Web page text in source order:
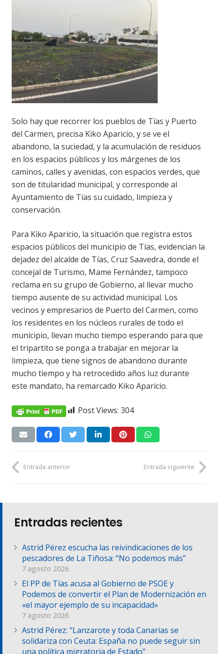
Solo hay que recorrer los pueblos de Tías y Puerto
del Carmen, precisa Kiko Aparicio, y se ve el
abandono, la suciedad, y la acumulación de residuos
en los espacios públicos y los márgenes de los
caminos, calles y avenidas, con espacios verdes, que
son de titularidad municipal, y corresponde al
Ayuntamiento de Tías su cuidado, limpieza y
conservación.
Para Kiko Aparicio, la situación que registra estos
espacios públicos del municipio de Tías, evidencian la
dejadez del alcalde de Tías, Cruz Saavedra, donde el
concejal de Turismo, Mame Fernández, tampoco
reclama en su grupo de Gobierno, al llevar mucho
tiempo ausente de su actividad municipal. Los
vecinos y empresarios de Puerto del Carmen, como
los residentes en los núcleos rurales de todo el
municipio, llevan mucho tiempo esperando para que
el tripartito se ponga a trabajar en mejorar la
limpieza, que tiene signos de abandono durante
mucho tiempo y ha retrocedido años luz durante
este mandato, ha remarcado Kiko Aparicio.
Post Views: 304
Entrada anterior Entrada siguiente
Entradas recientes
Astrid Pérez escucha las reivindicaciones de los
pescadores de La Tiñosa: “No podemos más”
7 agosto 2026
El PP de Tías acusa al Gobierno de PSOE y
Podemos de convertir el Plan de Modernización en
«el mayor ejemplo de su incapacidad»
7 agosto 2026
Astrid Pérez: “Lanzarote y toda Canarias se
solidariza con Ceuta: España no puede seguir sin
una política migratoria de Estado”